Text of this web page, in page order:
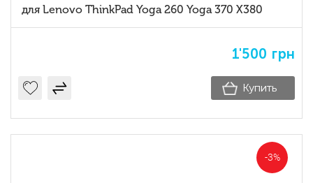
для Lenovo ThinkPad Yoga 260 Yoga 370 X380
1'500 грн
Купить
-3%